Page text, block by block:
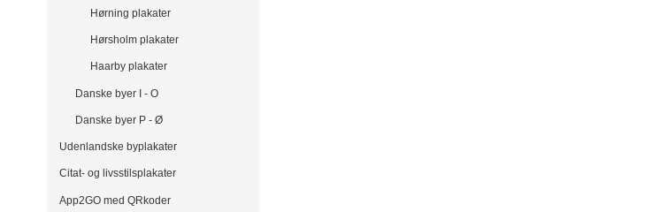
Hørning plakater
Hørsholm plakater
Haarby plakater
Danske byer I - O
Danske byer P - Ø
Udenlandske byplakater
Citat- og livsstilsplakater
App2GO med QRkoder